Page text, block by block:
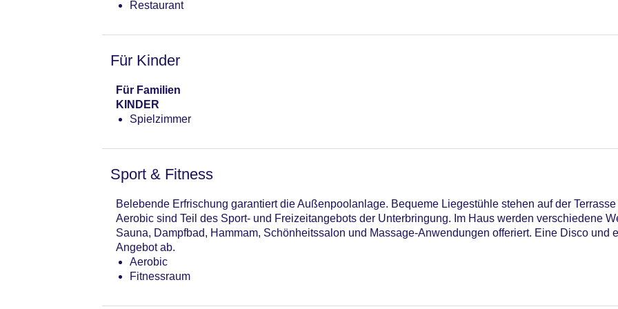
Restaurant
Für Kinder
Für Familien
KINDER
Spielzimmer
Sport & Fitness
Belebende Erfrischung garantiert die Außenpoolanlage. Bequeme Liegestühle stehen auf der
Aerobic sind Teil des Sport- und Freizeitangebots der Unterbringung. Im Haus werden verschiedene
Sauna, Dampfbad, Hammam, Schönheitssalon und Massage-Anwendungen offeriert. Eine Disco und
Angebot ab.
Aerobic
Fitnessraum